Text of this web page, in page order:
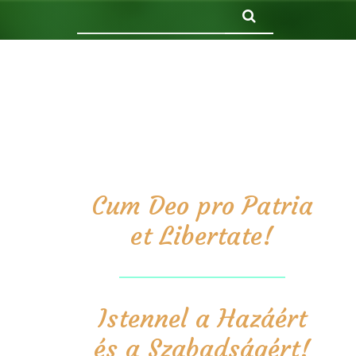
Cum Deo pro Patria
et Libertate!
Istennel a Hazáért
és a Szabadságért!